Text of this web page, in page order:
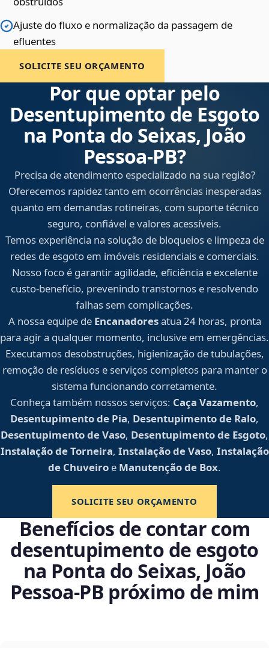
Ajuste do fluxo e normalização da passagem de
efluentes
SOLICITE SEU ORÇAMENTO
Por que optar pelo
Desentupimento de Esgoto
na Ponta do Seixas, João
Pessoa‑PB?
Precisa de atendimento especializado na sua região?
Oferecemos rapidez tanto em ocorrências inesperadas
quanto em demandas rotineiras, com suporte técnico
seguro, confiável e valores acessíveis.
Temos experiência na solução de bloqueios e limpeza de
redes de esgoto em imóveis residenciais e comerciais.
Nosso foco é garantir agilidade, eficiência e excelente
custo-benefício, prevenindo transtornos e resolvendo
falhas sem complicações.
A nossa equipe de Encanadoresatua 24 horas, pronta
para agir a qualquer momento, inclusive em emergências.
Executamos desobstruções, higienização de tubulações,
remoção de resíduos e serviços completos para manter o
sistema funcionando corretamente.
Conheça também nossos serviços: Caça Vazamento,
Desentupimento de Pia, Desentupimento de Ralo,
Desentupimento de Vaso, Desentupimento de Esgoto,
Instalação de Torneira, Instalação de Vaso, Instalação
de Chuveiro e Manutenção de Box.
SOLICITE SEU ORÇAMENTO
Benefícios de contar com
desentupimento de esgoto
na Ponta do Seixas, João
Pessoa‑PB próximo de mim